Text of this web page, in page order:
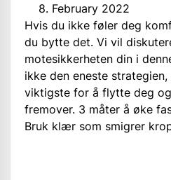
8. February 2022
Hvis du ikke føler deg
du bytte det. Vi vil
motesikkerheten din i
ikke den eneste
viktigste for å flytte deg
fremover. 3 måter å øke
Bruk klær som smigrer